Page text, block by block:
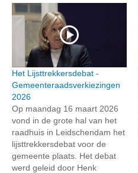
Het Lijsttrekkersdebat -
Gemeenteraadsverkiezingen
2026
Op maandag 16 maart 2026
vond in de grote hal van het
raadhuis in Leidschendam het
lijsttrekkersdebat voor de
gemeente plaats. Het debat
werd geleid door Henk